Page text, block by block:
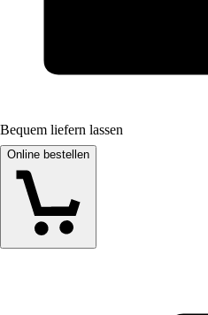
Bequem liefern lassen
Online bestellen